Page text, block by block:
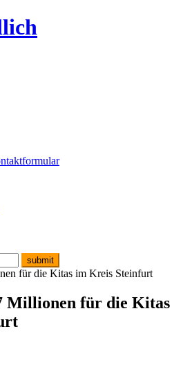
Millionen für die Kitas